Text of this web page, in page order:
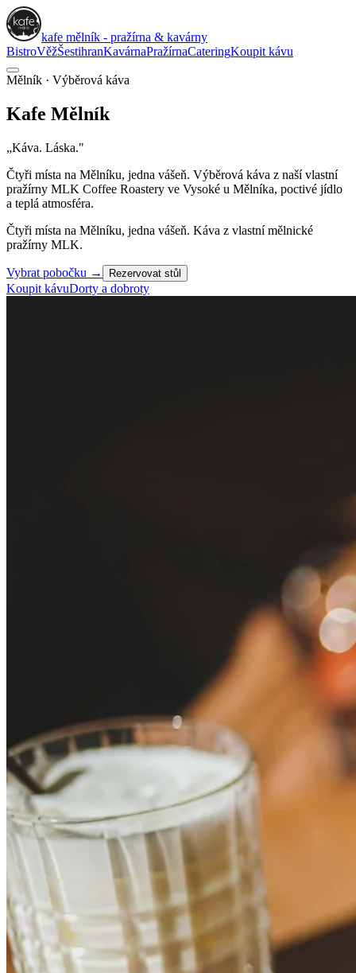
kafe mělník - pražírna & kavárny
BistroVěžŠestihranKavárnaPražírnaCateringKoupit kávu
Mělník · Výběrová káva
Kafe Mělník
„Káva. Láska."
Čtyři místa na Mělníku, jedna vášeň. Výběrová káva z naší vlastní
pražírny MLK Coffee Roastery ve Vysoké u Mělníka, poctivé jídlo
a teplá atmosféra.
Čtyři místa na Mělníku, jedna vášeň. Káva z vlastní mělnické
pražírny MLK.
Vybrat pobočku → Rezervovat stůl
Koupit kávuDorty a dobroty